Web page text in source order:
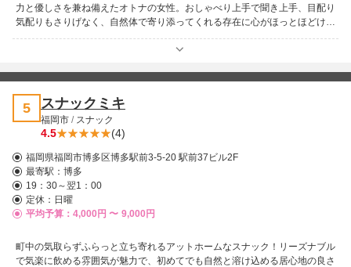
力と優しさを兼ね備えたオトナの女性。おしゃべり上手で聞き上手、目配り
気配りもさりげなく、自然体で寄り添ってくれる存在に心がほっとほどけて
いきます。綺麗で上品、艶やかな魅力をまとったキャストが、今夜もドキド
れるあたたかさに思わず笑顔がこぼれます♪ 仕事で落ち込んだ日も、誰かに
話を聞いてほしい夜も、HANA x HANAの女性たちが包み込むようなおもて
なしで迎えてくれます。楽しいトークで盛り上がるもよし、静かに語り合う
もよし。訪れるたびに違った表情を見せてくれるのもこのお店ならではで
屋帰りのもう一杯にも。さまざまなシーンに寄り添うHANA×HANAで、心
満たされるひとときをお過ごしください！
5 スナックミキ
福岡市 / スナック
4.5 (4)
福岡県福岡市博多区博多駅前3-5-20 駅前37ビル2F
最寄駅： 博多
19：30～翌1：00
定休：日曜
平均予算：4,000円 〜 9,000円
町中の気取らずふらっと立ち寄れるアットホームなスナック！リーズナブル
で気楽に飲める雰囲気が魅力で、初めてでも自然と溶け込める居心地の良さ